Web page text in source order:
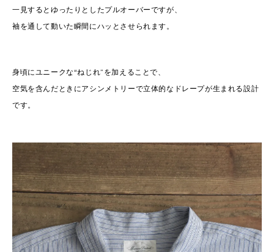
一見するとゆったりとしたプルオーバーですが、
袖を通して動いた瞬間にハッとさせられます。
身頃にユニークな“ねじれ”を加えることで、
空気を含んだときにアシンメトリーで立体的なドレープが生まれる設計
です。